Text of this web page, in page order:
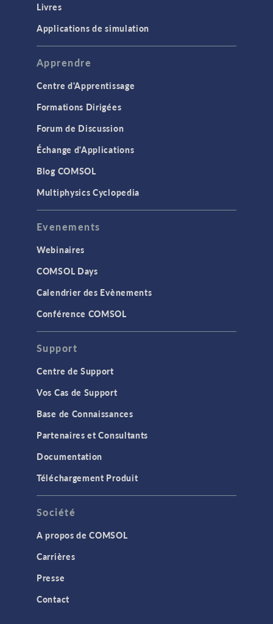
Livres
Applications de simulation
Apprendre
Centre d'Apprentissage
Formations Dirigées
Forum de Discussion
Échange d'Applications
Blog COMSOL
Multiphysics Cyclopedia
Evenements
Webinaires
COMSOL Days
Calendrier des Evènements
Conférence COMSOL
Support
Centre de Support
Vos Cas de Support
Base de Connaissances
Partenaires et Consultants
Documentation
Téléchargement Produit
Société
A propos de COMSOL
Carrières
Presse
Contact